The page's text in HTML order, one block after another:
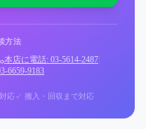
方法
本店に電話: 03-5614-2487
6659-9183
応 ✓ 搬入・回収まで対応